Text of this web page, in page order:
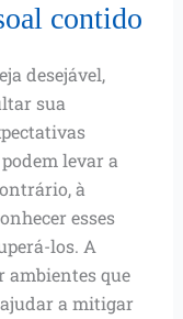
contido
desejável,
sua
levar a
à
esses
los. A
ambientes que
a mitigar